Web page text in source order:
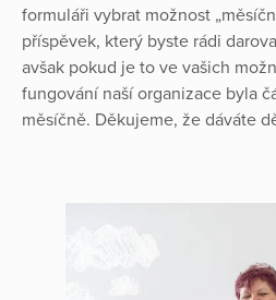
formuláři vybrat možnost
příspěvek, který byste rádi
avšak pokud je to ve vašich
fungování naší organizace byla
měsíčně. Děkujeme, že dáváte